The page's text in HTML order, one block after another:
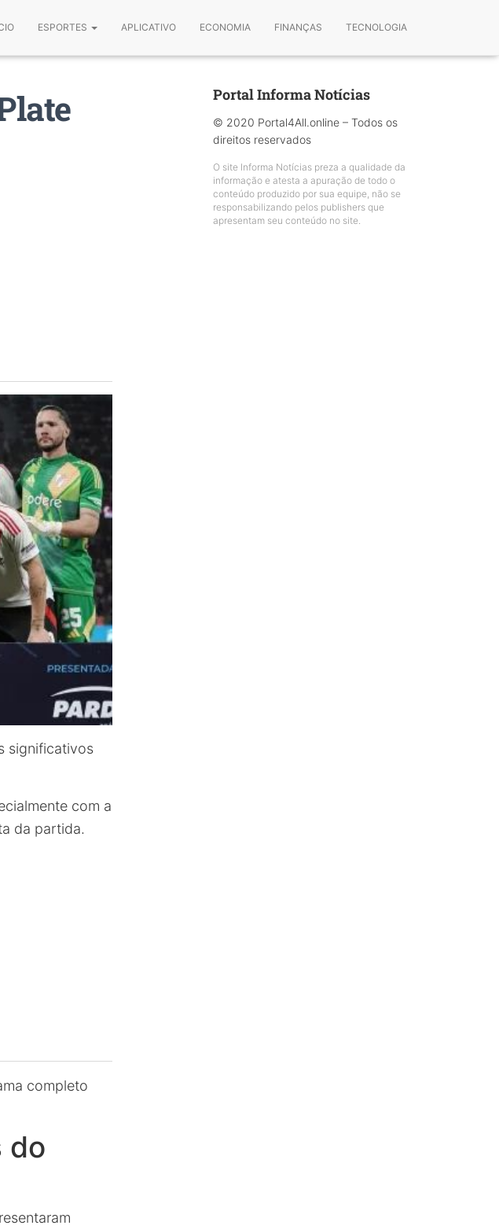
ESPORTES APLICATIVO ECONOMIA FINANÇAS TECNOLOGIA
significativos
com a
da partida.
completo
do
Portal Informa Notícias
© 2020 Portal4All.online – Todos os
direitos reservados
O site Informa Notícias preza a qualidade da
informação e atesta a apuração de todo o
conteúdo produzido por sua equipe, não se
responsabilizando pelos publishers que
apresentam seu conteúdo no site.